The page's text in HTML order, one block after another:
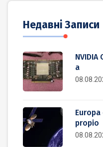
Недавні Записи
NVIDIA
a
propio